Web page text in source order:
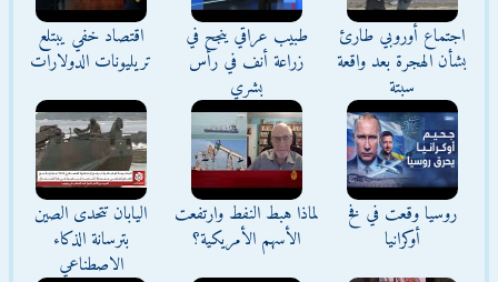
اجتماع أوروبي طارئ
بشأن الهجرة بعد واقعة
سبتة
طبيب عراقي ينجح في
زراعة أنف في رأس
بشري
اقتصاد خفي يبتلع
تريليونات الدولارات
روسيا وقعت في فخ
أوكرانيا
لماذا هبط النفط وارتفعت
الأسهم الأمريكية؟
اليابان تتحدى الصين
بترسانة الذكاء
الاصطناعي